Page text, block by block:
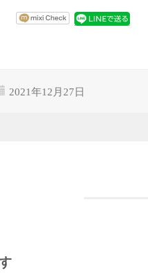
2021年12月27日